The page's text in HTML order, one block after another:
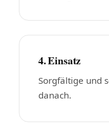
4. Einsatz
Sorgfältige und
danach.